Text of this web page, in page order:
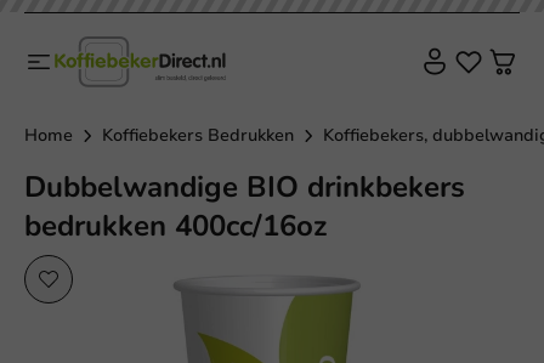
Home Koffiebekers Bedrukken Koffiebekers,
Dubbelwandige BIO drinkbekers
bedrukken 400cc/16oz